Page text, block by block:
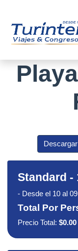
Standard -
- Desde el 10 al
Total Por
Precio Total: $0.00